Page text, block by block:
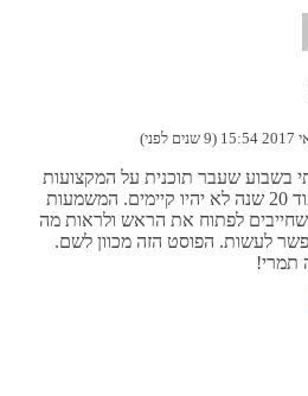
בשבוע שעבר תוכנית על המקצועות
שבעוד 20 שנה לא יהיו קיימים. המשמעות
לפתוח את הראש ולראות מה
לעשות. הפוסט הזה מכוון לשם.
תמרי!